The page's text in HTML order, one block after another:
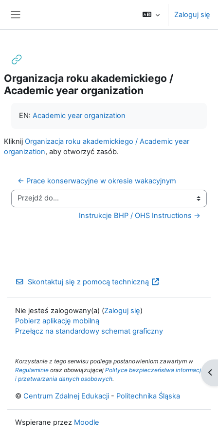
Zaloguj się
Organizacja roku akademickiego /
Academic year organization
EN: Academic year organization
Kliknij Organizacja roku akademickiego / Academic year
organization, aby otworzyć zasób.
← Prace konserwacyjne w okresie wakacyjnym
Przejdź do...
Instrukcje BHP / OHS Instructions →
Skontaktuj się z pomocą techniczną
Nie jesteś zalogowany(a) (Zaloguj się)
Pobierz aplikację mobilną
Przełącz na standardowy schemat graficzny
Korzystanie z tego serwisu podlega postanowieniom zawartym w
Regulaminie oraz obowiązującej Polityce bezpieczeństwa informacji
i przetwarzania danych osobowych.
© Centrum Zdalnej Edukacji - Politechnika Śląska
Wspierane przez Moodle